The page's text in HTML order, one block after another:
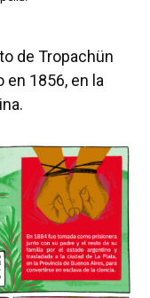
de Tropachün
en 1856, en la